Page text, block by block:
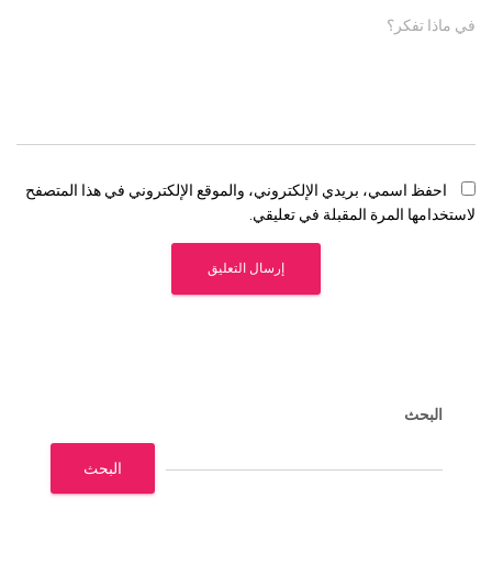
في ماذا تفكر؟
احفظ اسمي، بريدي الإلكتروني، والموقع الإلكتروني في هذا المتصفح
لاستخدامها المرة المقبلة في تعليقي.
البحث
البحث